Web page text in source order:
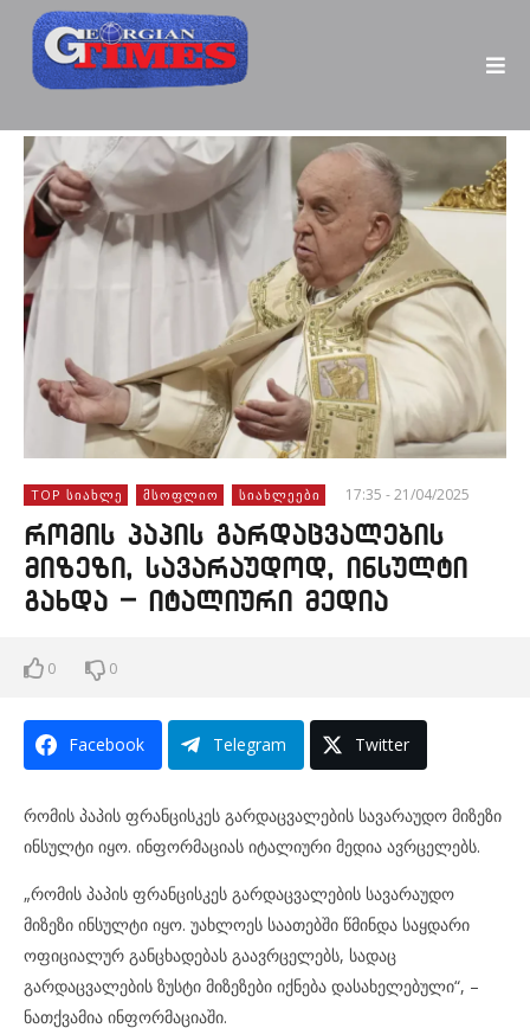
TOP ᲡᲘᲐᲮᲚᲔ ᲛᲡᲝᲤᲚᲘᲝ ᲡᲘᲐᲮᲚᲔᲔᲑᲘ 17:35 - 21/04/2025
რომის პაპის გარდაცვალების
მიზეზი, სავარაუდოდ, ინსულტი
გახდა – იტალიური მედია
0 0
Facebook Telegram Twitter
რომის პაპის ფრანცისკეს გარდაცვალების სავარაუდო მიზეზი
ინსულტი იყო. ინფორმაციას იტალიური მედია ავრცელებს.
„რომის პაპის ფრანცისკეს გარდაცვალების სავარაუდო
მიზეზი ინსულტი იყო. უახლოეს საათებში წმინდა საყდარი
ოფიციალურ განცხადებას გაავრცელებს, სადაც
გარდაცვალების ზუსტი მიზეზები იქნება დასახელებული“, –
ნათქვამია ინფორმაციაში.